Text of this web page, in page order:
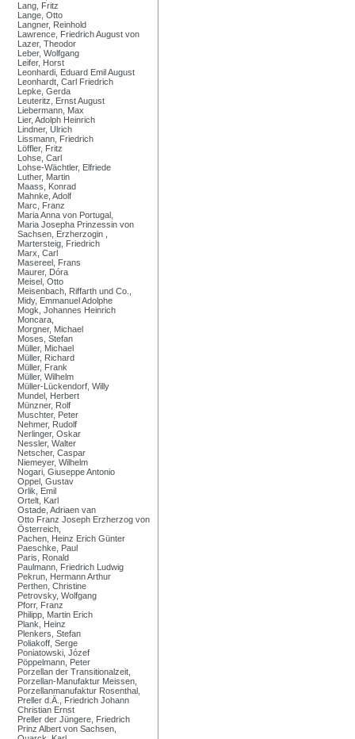
Lang, Fritz
Lange, Otto
Langner, Reinhold
Lawrence, Friedrich August von
Lazer, Theodor
Leber, Wolfgang
Leifer, Horst
Leonhardi, Eduard Emil August
Leonhardt, Carl Friedrich
Lepke, Gerda
Leuteritz, Ernst August
Liebermann, Max
Lier, Adolph Heinrich
Lindner, Ulrich
Lissmann, Friedrich
Löffler, Fritz
Lohse, Carl
Lohse-Wächtler, Elfriede
Luther, Martin
Maass, Konrad
Mahnke, Adolf
Marc, Franz
Maria Anna von Portugal,
Maria Josepha Prinzessin von
Sachsen, Erzherzogin ,
Martersteig, Friedrich
Marx, Carl
Masereel, Frans
Maurer, Dóra
Meisel, Otto
Meisenbach, Riffarth und Co.,
Midy, Emmanuel Adolphe
Mogk, Johannes Heinrich
Moncara,
Morgner, Michael
Moses, Stefan
Müller, Michael
Müller, Richard
Müller, Frank
Müller, Wilhelm
Müller-Lückendorf, Willy
Mundel, Herbert
Münzner, Rolf
Muschter, Peter
Nehmer, Rudolf
Nerlinger, Oskar
Nessler, Walter
Netscher, Caspar
Niemeyer, Wilhelm
Nogari, Giuseppe Antonio
Oppel, Gustav
Orlik, Emil
Ortelt, Karl
Ostade, Adriaen van
Otto Franz Joseph Erzherzog von
Österreich,
Pachen, Heinz Erich Günter
Paeschke, Paul
Paris, Ronald
Paulmann, Friedrich Ludwig
Pekrun, Hermann Arthur
Perthen, Christine
Petrovsky, Wolfgang
Pforr, Franz
Philipp, Martin Erich
Plank, Heinz
Plenkers, Stefan
Poliakoff, Serge
Poniatowski, Józef
Pöppelmann, Peter
Porzellan der Transitionalzeit,
Porzellan-Manufaktur Meissen,
Porzellanmanufaktur Rosenthal,
Preller d.Ä., Friedrich Johann
Christian Ernst
Preller der Jüngere, Friedrich
Prinz Albert von Sachsen,